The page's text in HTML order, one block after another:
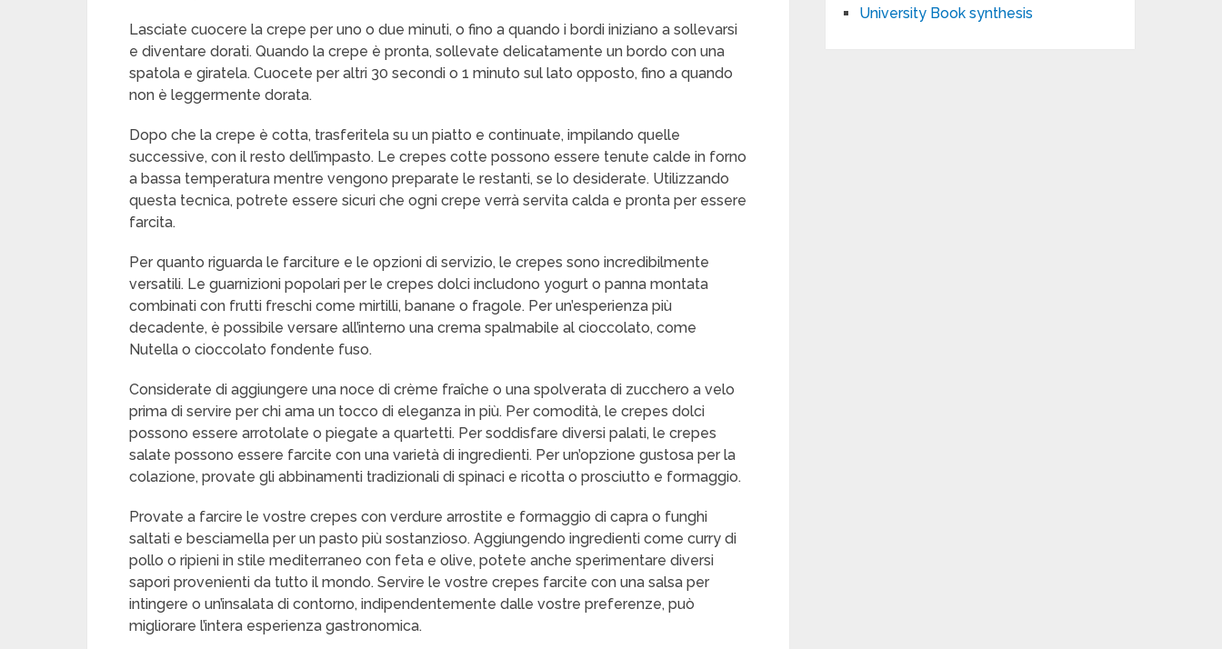
Lasciate cuocere la crepe per uno o due minuti, o fino a quando i bordi iniziano a sollevarsi
e diventare dorati. Quando la crepe è pronta, sollevate delicatamente un bordo con una
spatola e giratela. Cuocete per altri 30 secondi o 1 minuto sul lato opposto, fino a quando
non è leggermente dorata.
Dopo che la crepe è cotta, trasferitela su un piatto e continuate, impilando quelle
successive, con il resto dell’impasto. Le crepes cotte possono essere tenute calde in forno
a bassa temperatura mentre vengono preparate le restanti, se lo desiderate. Utilizzando
questa tecnica, potrete essere sicuri che ogni crepe verrà servita calda e pronta per essere
farcita.
Per quanto riguarda le farciture e le opzioni di servizio, le crepes sono incredibilmente
versatili. Le guarnizioni popolari per le crepes dolci includono yogurt o panna montata
combinati con frutti freschi come mirtilli, banane o fragole. Per un’esperienza più
decadente, è possibile versare all’interno una crema spalmabile al cioccolato, come
Nutella o cioccolato fondente fuso.
Considerate di aggiungere una noce di crème fraîche o una spolverata di zucchero a velo
prima di servire per chi ama un tocco di eleganza in più. Per comodità, le crepes dolci
possono essere arrotolate o piegate a quartetti. Per soddisfare diversi palati, le crepes
salate possono essere farcite con una varietà di ingredienti. Per un’opzione gustosa per la
colazione, provate gli abbinamenti tradizionali di spinaci e ricotta o prosciutto e formaggio.
Provate a farcire le vostre crepes con verdure arrostite e formaggio di capra o funghi
saltati e besciamella per un pasto più sostanzioso. Aggiungendo ingredienti come curry di
pollo o ripieni in stile mediterraneo con feta e olive, potete anche sperimentare diversi
sapori provenienti da tutto il mondo. Servire le vostre crepes farcite con una salsa per
intingere o un’insalata di contorno, indipendentemente dalle vostre preferenze, può
migliorare l’intera esperienza gastronomica.
University Book synthesis